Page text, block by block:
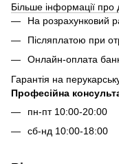
Більше інформації про
На розрахунковий
Післяплатою при
Онлайн-оплата
Гарантія на
Професійна
пн-пт 10:00-20:00
сб-нд 10:00-18:00